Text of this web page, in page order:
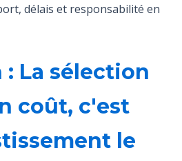
délais et responsabilité en
La sélection
coût, c'est
le